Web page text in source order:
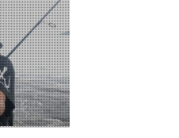
キャスティ
ていきま
クスプロ